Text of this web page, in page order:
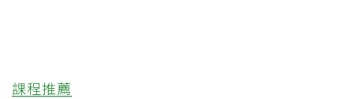
課程推薦